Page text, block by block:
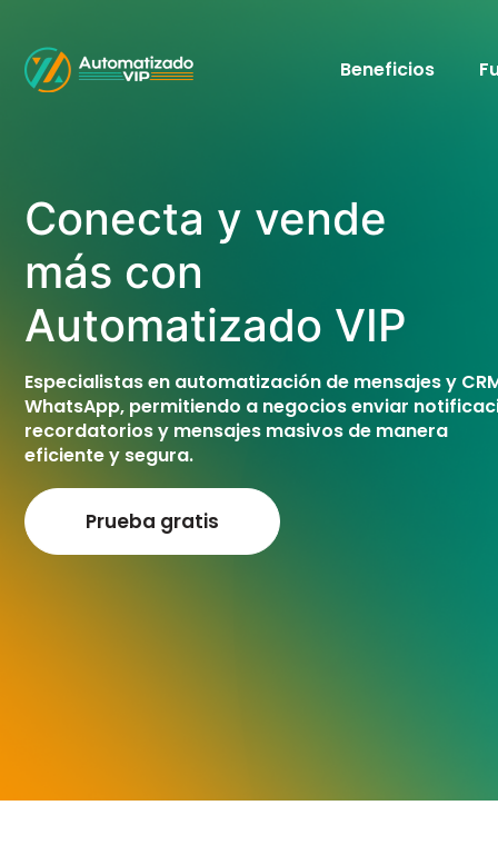
Beneficios
Conecta y vende
más
Especialistas en automatización de mensajes y
recordatorios y mensajes masivos de manera
eficiente y segura.
Prueba gratis